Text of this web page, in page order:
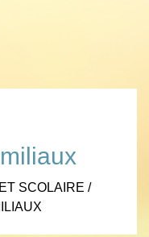
SCOLAIRE /